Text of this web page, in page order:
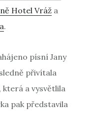
Hotel Vráža
.
písní Jany
přivítala
která a vysvětlila
pak představila